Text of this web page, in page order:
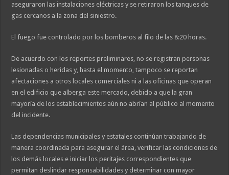
aseguraron las instalaciones eléctricas y se retiraron los tanques de
gas cercanos a la zona del siniestro.
El fuego fue controlado por los bomberos al filo de las 8:20 horas.
De acuerdo con los reportes preliminares, no se registran personas
lesionadas o heridas y, hasta el momento, tampoco se reportan
afectaciones a otros locales comerciales ni a las oficinas que operan
en el edificio que alberga este mercado, debido a que la gran
mayoría de los establecimientos aún no abrían al público al momento
del incidente.
Las dependencias municipales y estatales continúan trabajando de
manera coordinada para asegurar el área, verificar las condiciones de
los demás locales e iniciar los peritajes correspondientes que
permitan deslindar responsabilidades y determinar con mayor